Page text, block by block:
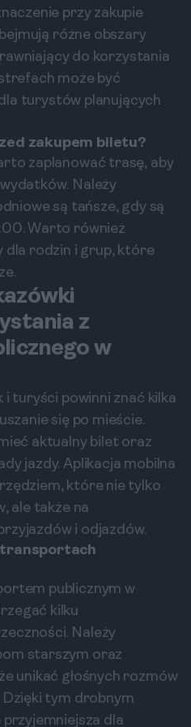
przy zakupie
różne obszary
do korzystania
może być
turystów planujących
zakupem biletu?
zaplanować trasę, aby
Należy
są tańsze, gdy są
Warto również
dla rodzin i grup, które
z
w
i turyści powinni znać kilka
się po mieście.
aktualny bilet oraz
jazdy. Aplikacja mobilna
które nie tylko
ale także na
i odjazdów.
transportach
publicznym w
kilku
Należy
starszym oraz
unikać głośnych rozmów
tym drobnym
dla